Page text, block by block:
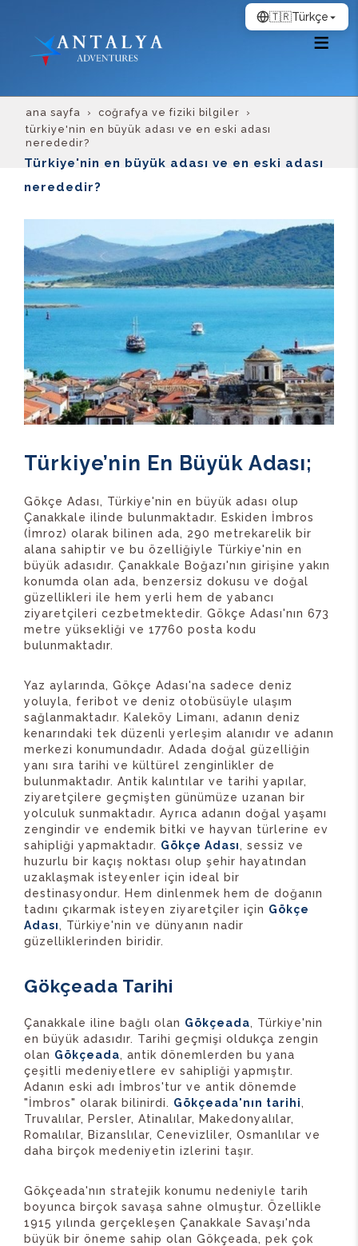
ana sayfa
coğrafya ve fiziki bilgiler
türkiye'nin en büyük adası ve en eski adası
nerededir?
Türkiye'nin en büyük adası ve en eski adası
nerededir?
Türkiye’nin En Büyük Adası;
Gökçe Adası, Türkiye'nin en büyük adası olup
Çanakkale ilinde bulunmaktadır. Eskiden İmbros
(İmroz) olarak bilinen ada, 290 metrekarelik bir
alana sahiptir ve bu özelliğiyle Türkiye'nin en
büyük adasıdır. Çanakkale Boğazı'nın girişine yakın
konumda olan ada, benzersiz dokusu ve doğal
güzellikleri ile hem yerli hem de yabancı
ziyaretçileri cezbetmektedir. Gökçe Adası'nın 673
metre yüksekliği ve 17760 posta kodu
bulunmaktadır.
Yaz aylarında, Gökçe Adası'na sadece deniz
yoluyla, feribot ve deniz otobüsüyle ulaşım
sağlanmaktadır. Kaleköy Limanı, adanın deniz
kenarındaki tek düzenli yerleşim alanıdır ve adanın
merkezi konumundadır. Adada doğal güzelliğin
yanı sıra tarihi ve kültürel zenginlikler de
bulunmaktadır. Antik kalıntılar ve tarihi yapılar,
ziyaretçilere geçmişten günümüze uzanan bir
yolculuk sunmaktadır. Ayrıca adanın doğal yaşamı
zengindir ve endemik bitki ve hayvan türlerine ev
sahipliği yapmaktadır. Gökçe Adası, sessiz ve
huzurlu bir kaçış noktası olup şehir hayatından
uzaklaşmak isteyenler için ideal bir
destinasyondur. Hem dinlenmek hem de doğanın
tadını çıkarmak isteyen ziyaretçiler için Gökçe
Adası, Türkiye'nin ve dünyanın nadir
güzelliklerinden biridir.
Gökçeada Tarihi
Çanakkale iline bağlı olan Gökçeada, Türkiye'nin
en büyük adasıdır. Tarihi geçmişi oldukça zengin
olan Gökçeada, antik dönemlerden bu yana
çeşitli medeniyetlere ev sahipliği yapmıştır.
Adanın eski adı İmbros'tur ve antik dönemde
"İmbros" olarak bilinirdi. Gökçeada'nın tarihi,
Truvalılar, Persler, Atinalılar, Makedonyalılar,
Romalılar, Bizanslılar, Cenevizliler, Osmanlılar ve
daha birçok medeniyetin izlerini taşır.
Gökçeada'nın stratejik konumu nedeniyle tarih
boyunca birçok savaşa sahne olmuştur. Özellikle
1915 yılında gerçekleşen Çanakkale Savaşı'nda
büyük bir öneme sahip olan Gökçeada, pek çok
🇹🇷Türkçe